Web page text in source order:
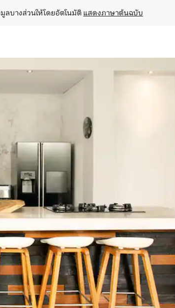
ลบางส่วนให้โดยอัตโนมัติ แสดงภาษาต้นฉบับ